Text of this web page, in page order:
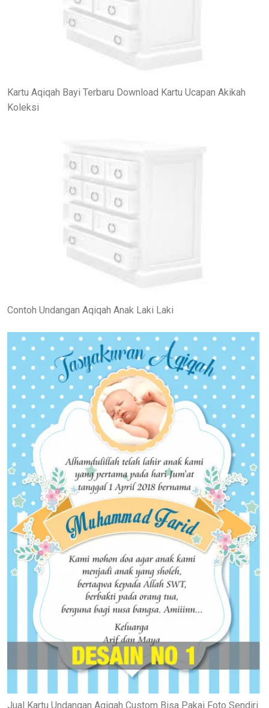
Kartu Aqiqah Bayi Terbaru Download Kartu Ucapan Akikah
Koleksi
Contoh Undangan Aqiqah Anak Laki Laki
Jual Kartu Undangan Aqiqah Custom Bisa Pakai Foto Sendiri